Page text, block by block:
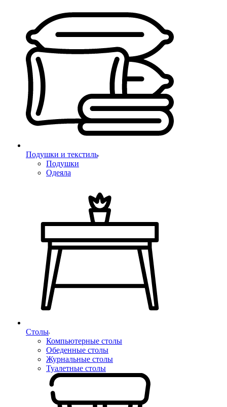
Подушки и текстиль
Подушки
Одеяла
Столы
Компьютерные столы
Обеденные столы
Журнальные столы
Туалетные столы